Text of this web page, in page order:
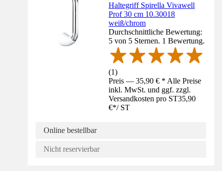
Haltegriff Spirella Vivawell
Prof 30 cm 10.30018
weiß/chrom
Durchschnittliche Bewertung:
5 von 5 Sternen. 1 Bewertung.
(1)
Preis — 35,90 € * Alle Preise
inkl. MwSt. und ggf. zzgl.
Versandkosten pro ST35,90
€*/ ST
Online bestellbar
Nicht reservierbar